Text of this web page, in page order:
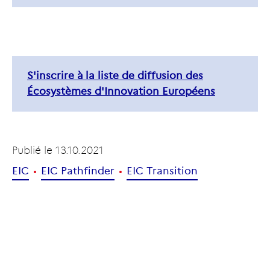
S'inscrire à la liste de diffusion des
Écosystèmes d'Innovation Européens
Publié le 13.10.2021
EIC
EIC Pathfinder EIC Transition